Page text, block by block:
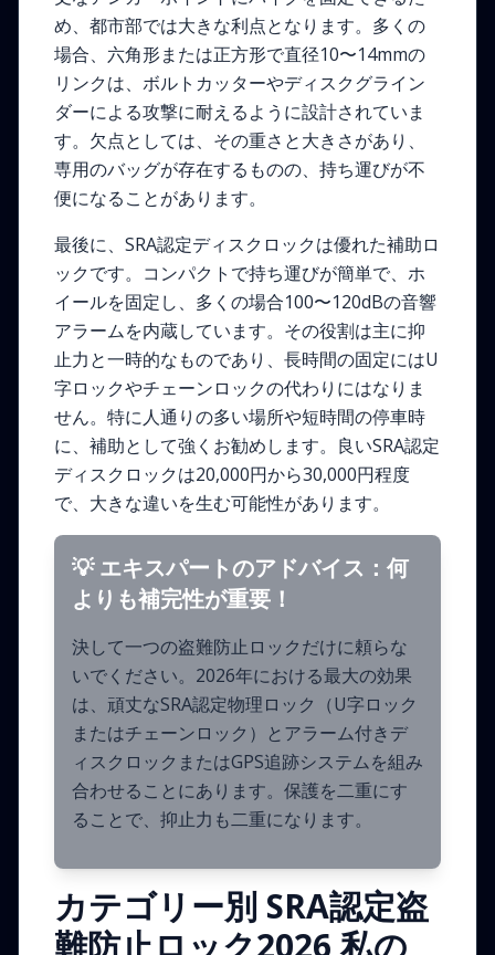
め、都市部では大きな利点となります。多くの
場合、六角形または正方形で直径10〜14mmの
リンクは、ボルトカッターやディスクグライン
ダーによる攻撃に耐えるように設計されていま
す。欠点としては、その重さと大きさがあり、
専用のバッグが存在するものの、持ち運びが不
便になることがあります。
最後に、SRA認定ディスクロックは優れた補助ロ
ックです。コンパクトで持ち運びが簡単で、ホ
イールを固定し、多くの場合100〜120dBの音響
アラームを内蔵しています。その役割は主に抑
止力と一時的なものであり、長時間の固定にはU
字ロックやチェーンロックの代わりにはなりま
せん。特に人通りの多い場所や短時間の停車時
に、補助として強くお勧めします。良いSRA認定
ディスクロックは20,000円から30,000円程度
で、大きな違いを生む可能性があります。
💡 エキスパートのアドバイス：何
よりも補完性が重要！
決して一つの盗難防止ロックだけに頼らな
いでください。2026年における最大の効果
は、頑丈なSRA認定物理ロック（U字ロック
またはチェーンロック）とアラーム付きデ
ィスクロックまたはGPS追跡システムを組み
合わせることにあります。保護を二重にす
ることで、抑止力も二重になります。
カテゴリー別 SRA認定盗
難防止ロック2026 私の